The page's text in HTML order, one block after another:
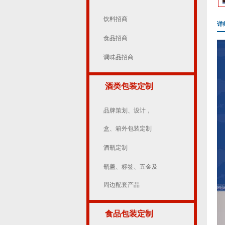
饮料招商
食品招商
调味品招商
酒类包装定制
品牌策划、设计，
盒、箱外包装定制
酒瓶定制
瓶盖、标签、五金及
周边配套产品
食品包装定制
详